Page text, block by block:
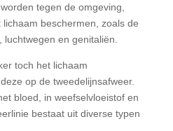
tegen de omgeving,
beschermen, zoals de
en genitaliën.
toch het lichaam
op de tweedelijnsafweer.
bloed, in weefselvloeistof en
bestaat uit diverse typen